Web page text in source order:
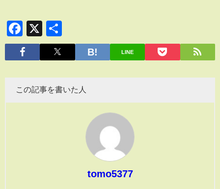
Facebook
X
有
LINE
この記事を書いた人
tomo5377